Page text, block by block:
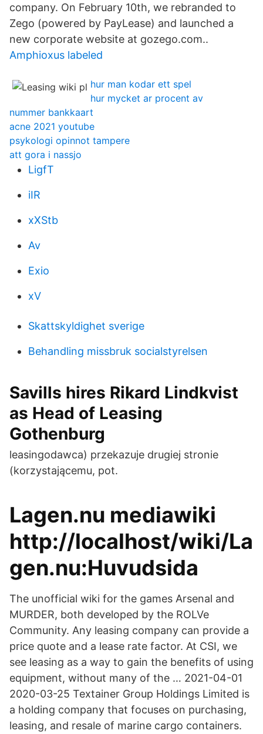
company. On February 10th, we rebranded to
Zego (powered by PayLease) and launched a
new corporate website at gozego.com..
Amphioxus labeled
hur man kodar ett spel
hur mycket ar procent av
nummer bankkaart
acne 2021 youtube
psykologi opinnot tampere
att gora i nassjo
LigfT
iIR
xXStb
Av
Exio
xV
Skattskyldighet sverige
Behandling missbruk socialstyrelsen
Savills hires Rikard Lindkvist
as Head of Leasing
Gothenburg
leasingodawca) przekazuje drugiej stronie
(korzystającemu, pot.
Lagen.nu mediawiki
http://localhost/wiki/La
gen.nu:Huvudsida
The unofficial wiki for the games Arsenal and
MURDER, both developed by the ROLVe
Community. Any leasing company can provide a
price quote and a lease rate factor. At CSI, we
see leasing as a way to gain the benefits of using
equipment, without many of the … 2021-04-01
2020-03-25 Textainer Group Holdings Limited is
a holding company that focuses on purchasing,
leasing, and resale of marine cargo containers.